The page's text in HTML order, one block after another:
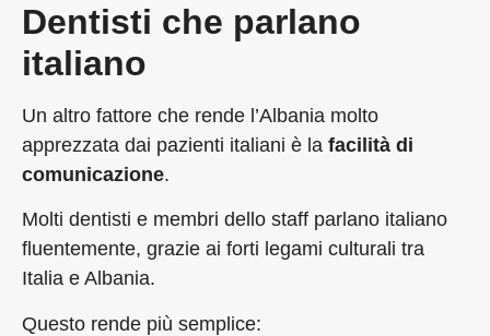
Dentisti che parlano
italiano
Un altro fattore che rende l’Albania molto
apprezzata dai pazienti italiani è la facilità di
comunicazione.
Molti dentisti e membri dello staff parlano italiano
fluentemente, grazie ai forti legami culturali tra
Italia e Albania.
Questo rende più semplice: